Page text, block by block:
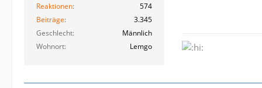
Reaktionen
574
Beiträge
3.345
Geschlecht
Männlich
Wohnort
Lemgo